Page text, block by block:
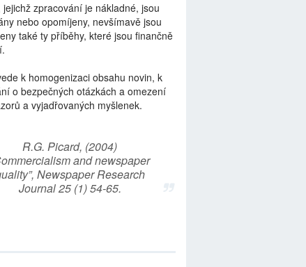
jejichž zpracování je nákladné, jsou
nebo opomíjeny, nevšímavě jsou
také ty příběhy, které jsou finančně
k homogenizaci obsahu novin, k
o bezpečných otázkách a omezení
a vyjadřovaných myšlenek.
R.G. Picard, (2004)
and newspaper
Newspaper Research
Journal 25 (1) 54-65.